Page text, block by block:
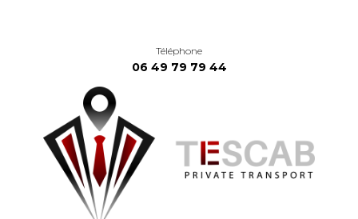
Téléphone
06 49 79 79 44